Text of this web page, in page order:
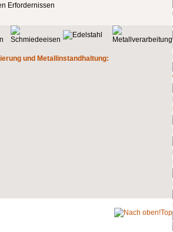
Erfordernissen
und Metallinstandhaltung:
Top